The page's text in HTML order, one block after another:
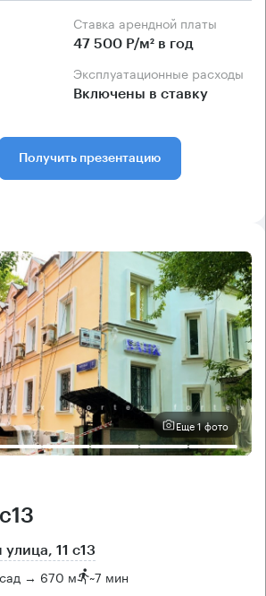
Ставка арендной платы
47 500 Р/м² в год
Эксплуатационные расходы
Включены в ставку
Получить презентацию
Еще 1 фото
11 с13
сад → 670 м ~7 мин